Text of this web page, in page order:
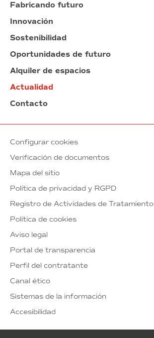
Fabricando futuro
Innovación
Sostenibilidad
Oportunidades de futuro
Alquiler de espacios
Actualidad
Contacto
Configurar cookies
Verificación de documentos
Mapa del sitio
Política de privacidad y RGPD
Registro de Actividades de Tratamiento
Política de cookies
Aviso legal
Portal de transparencia
Perfil del contratante
Canal ético
Sistemas de la información
Accesibilidad